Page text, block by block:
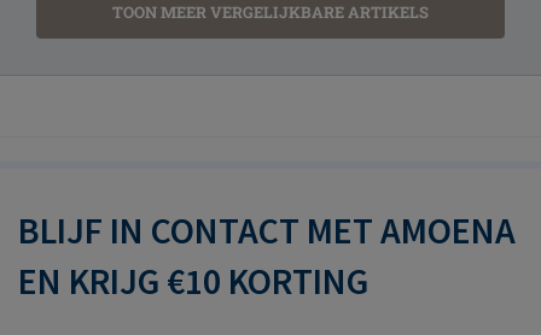
TOON MEER VERGELIJKBARE ARTIKELS
BLIJF IN CONTACT MET AMOENA
EN KRIJG €10 KORTING